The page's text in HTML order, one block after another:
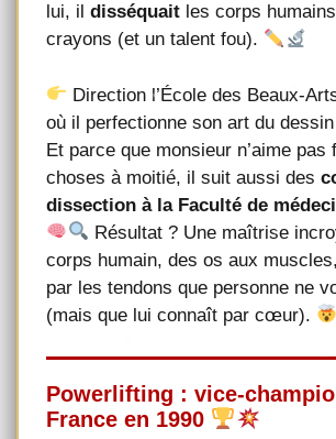
lui, il disséquait les corps
crayons (et un talent fou).
Direction l’École des Beaux-
où il perfectionne son art du
Et parce que monsieur n’aime pas
choses à moitié, il suit aussi des
dissection à la Faculté de
Résultat ? Une maîtrise
corps humain, des os aux
par les tendons que personne ne
(mais que lui connaît par cœur).
Powerlifting : vice-
France en 1990